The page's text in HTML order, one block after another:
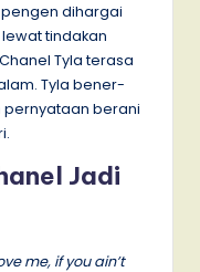
dihargai
tindakan
Tyla terasa
Tyla bener-
pernyataan berani
Jadi
me, if you ain’t